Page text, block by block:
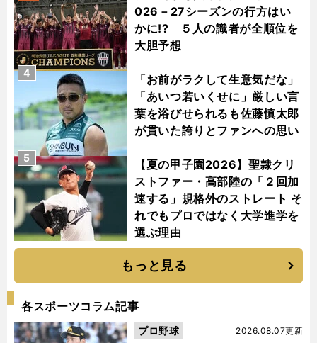
026－27シーズンの行方はい
かに!? ５人の識者が全順位を
大胆予想
「お前がラクして生意気だな」
「あいつ若いくせに」厳しい言
葉を浴びせられるも佐藤慎太郎
が貫いた誇りとファンへの思い
4
【夏の甲子園2026】聖隷クリ
ストファー・高部陸の「２回加
速する」規格外のストレート そ
れでもプロではなく大学進学を
選ぶ理由
5
もっと見る
各スポーツコラム記事
2026.08.07更新
プロ野球